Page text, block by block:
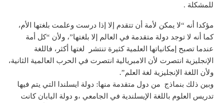
للمشكلة .
مؤكدا أنه “لا يمكن لأمة أن تتقدم إلا إذا درست وعلمت بلغتها الأم،
كما أنه لا توجد دولة متقدمة في العالم إلا بلغتها”، ولأن “كل أمة
عندما تصبح إمكانياتها العلمية كثيرة تنتشر لغتها أكثر، فاللغة
الإنجليزية انتصرت لأن الامبريالية انتصرت في الحرب العالمية الثانية،
ولأن اللغة الإنجليزية لغة العلم”.
وبين ذلك بنماذج من دول متقدمة منها: دولة ايسلندا التي يتم فيها
تدريس العلوم باللغة الإيسلندية في الجامعي ،و دولة اليابان كانت